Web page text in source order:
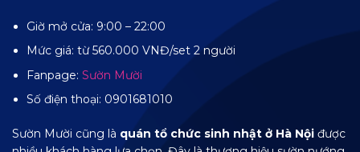
Giờ mở cửa: 9:00 – 22:00
Mức giá: từ 560.000 VNĐ/set 2 người
Fanpage:Sườn Mười
Số điện thoại: 0901681010
Sườn Mười cũng là quán tổ chức sinh nhật ở Hà Nội được